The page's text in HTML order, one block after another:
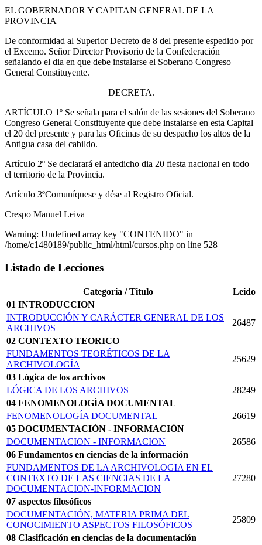
EL GOBERNADOR Y CAPITAN GENERAL DE LA
PROVINCIA
De conformidad al Superior Decreto de 8 del presente espedido por
el Excemo. Señor Director Provisorio de la Confederación
señalando el dia en que debe instalarse el Soberano Congreso
General Constituyente.
DECRETA.
ARTÍCULO 1º Se señala para el salón de las sesiones del Soberano
Congreso General Constituyente que debe instalarse en esta Capital
el 20 del presente y para las Oficinas de su despacho los altos de la
Antigua casa del cabildo.
Artículo 2º Se declarará el antedicho dia 20 fiesta nacional en todo
el territorio de la Provincia.
Artículo 3ºComuníquese y dése al Registro Oficial.
Crespo Manuel Leiva
Warning: Undefined array key "CONTENIDO" in
/home/c1480189/public_html/html/cursos.php on line 528
Listado de Lecciones
Categoria / Titulo
Leido
01 INTRODUCCION
INTRODUCCIÓN Y CARÁCTER GENERAL DE LOS
ARCHIVOS
26487
02 CONTEXTO TEORICO
FUNDAMENTOS TEORÉTICOS DE LA
ARCHIVOLOGÍA
25629
03 Lógica de los archivos
LÓGICA DE LOS ARCHIVOS
28249
04 FENOMENOLOGÍA DOCUMENTAL
FENOMENOLOGÍA DOCUMENTAL
26619
05 DOCUMENTACIÓN - INFORMACIÓN
DOCUMENTACION - INFORMACION
26586
06 Fundamentos en ciencias de la información
FUNDAMENTOS DE LA ARCHIVOLOGIA EN EL
CONTEXTO DE LAS CIENCIAS DE LA
DOCUMENTACION-INFORMACION
27280
07 aspectos filosóficos
DOCUMENTACIÓN, MATERIA PRIMA DEL
CONOCIMIENTO ASPECTOS FILOSÓFICOS
25809
08 Clasificación en ciencias de la documentación